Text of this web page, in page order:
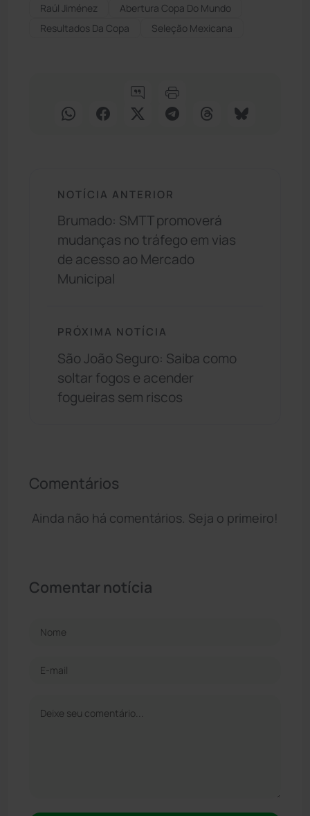
Raúl Jiménez
Abertura Copa Do Mundo
Resultados Da Copa
Seleção Mexicana
NOTÍCIA ANTERIOR
Brumado: SMTT promoverá
mudanças no tráfego em vias
de acesso ao Mercado
Municipal
PRÓXIMA NOTÍCIA
São João Seguro: Saiba como
soltar fogos e acender
fogueiras sem riscos
Comentários
Ainda não há comentários. Seja o primeiro!
Comentar notícia